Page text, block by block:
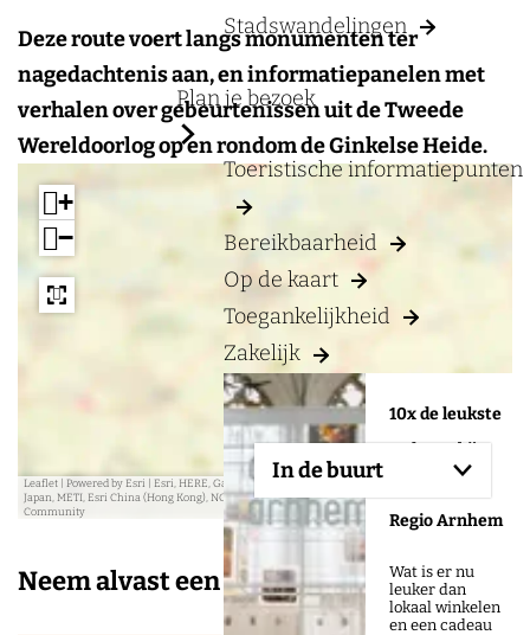
Stadswandelingen
Plan je bezoek
Toeristische informatiepunten
Bereikbaarheid
Op de kaart
Toegankelijkheid
Zakelijk
10x de leukste
cadeaus bij
Regio Arnhem
Wat is er nu
leuker dan
lokaal winkelen
en een cadeau
Deze route voert langs monumenten ter
nagedachtenis aan, en informatiepanelen met
verhalen over gebeurtenissen uit de Tweede
Wereldoorlog op en rondom de Ginkelse Heide.
In de buurt
+
−
Leaflet
Powered by Esri | Esri, HERE, Garmin, USGS, Intermap, INCREMENT P, NRCAN, Esri
Japan, METI, Esri China (Hong Kong), NOSTRA, © OpenStreetMap contributors, and the GIS User
Community
Aangeboden door:
Neem alvast een kijkje